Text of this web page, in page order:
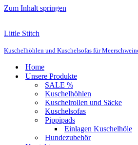
Zum Inhalt springen
Little Stitch
Kuschelhöhlen und Kuschelsofas für
Home
Unsere Produkte
SALE %
Kuschelhöhlen
Kuschelrollen und Säcke
Kuschelsofas
Pippipads
Einlagen Kuschelhöle
Hundezubehör